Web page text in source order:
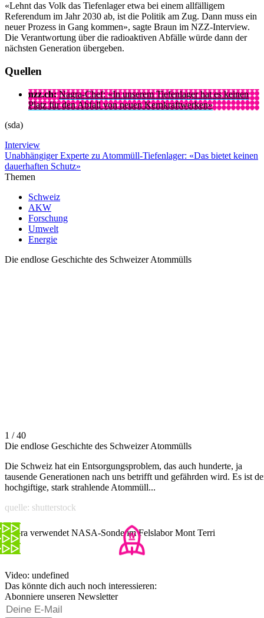
«Lehnt das Volk das Tiefenlager etwa bei einem allfälligem
Referendum im Jahr 2030 ab, ist die Politik am Zug. Dann muss ein
neuer Prozess in Gang kommen», sagte Braun im NZZ-Interview.
Die Verantwortung über die radioaktiven Abfälle würde dann der
nächsten Generation übergeben.
Quellen
nzz.ch: Nagra-Chef: «In unserem Tiefenlager hat es keinen
Platz für den Abfall von neuen Kernkraftwerken»
(sda)
Interview
Unabhängiger Experte zu Atommüll-Tiefenlager: «Das bietet keinen
dauerhaften Schutz»
Themen
Schweiz
AKW
Forschung
Umwelt
Energie
Die endlose Geschichte des Schweizer Atommülls
1 / 40
Die endlose Geschichte des Schweizer Atommülls
Die Schweiz hat ein Entsorgungsproblem, das auch hunderte, ja
tausende Generationen nach uns betrifft und gefährden wird. Es ist
hochgiftige, stark strahlende Atommüll...
quelle: shutterstock
Nagra verwendet NASA-Sonde im Felslabor Mont Terri
Video: undefined
Das könnte dich auch noch interessieren:
Abonniere unseren Newsletter